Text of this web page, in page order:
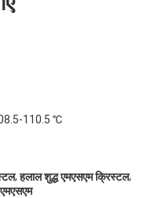
110.5 ℃
,हलाल शुद्ध एमएसएम क्रिस्टल,